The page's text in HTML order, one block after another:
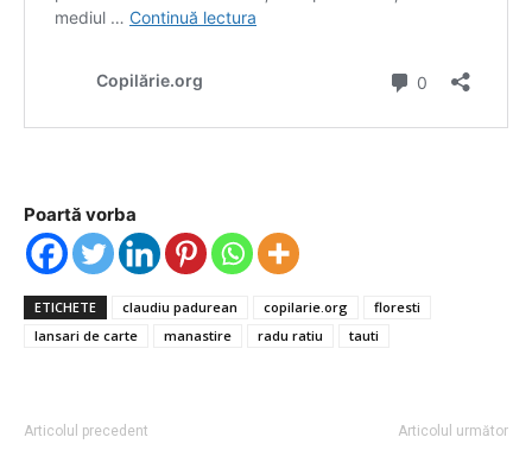
Poartă vorba
ETICHETE claudiu padurean copilarie.org
floresti
lansari de carte
manastire radu ratiu tauti
Articolul precedent Articolul următor